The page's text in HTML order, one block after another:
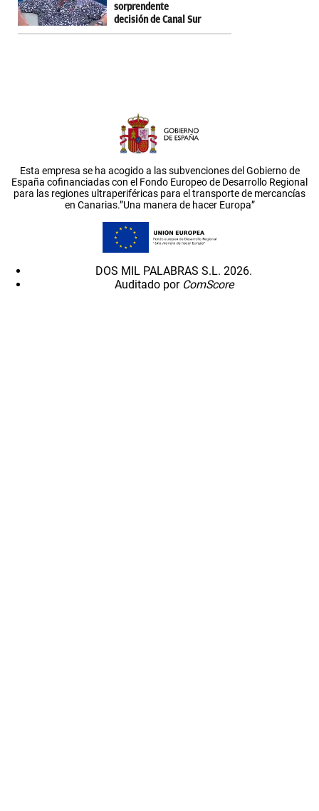
sorprendente
decisión de Canal Sur
Esta empresa se ha acogido a las subvenciones del Gobierno de
España cofinanciadas con el Fondo Europeo de Desarrollo Regional
para las regiones ultraperiféricas para el transporte de mercancías
en Canarias.”Una manera de hacer Europa”
DOS MIL PALABRAS S.L. 2026.
Auditado por ComScore